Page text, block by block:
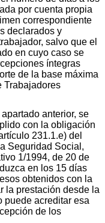
por cuenta propia
correspondiente
declarados y
salvo que el
en cuyo caso se
íntegras
de la base máxima
Trabajadores
anterior, se
con la obligación
231.1.e) del
Seguridad Social,
1/1994, de 20 de
en los 15 días
obtenidos con la
la prestación desde la
puede acreditar esa
de los